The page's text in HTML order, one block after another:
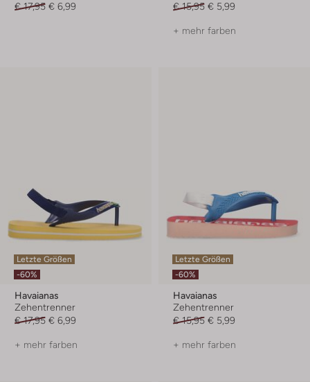
€ 17,95 € 6,99
€ 15,95 € 5,99
+ mehr farben
Letzte Größen
-60%
Havaianas
Zehentrenner
€ 17,95 € 6,99
+ mehr farben
Letzte Größen
-60%
Havaianas
Zehentrenner
€ 15,95 € 5,99
+ mehr farben